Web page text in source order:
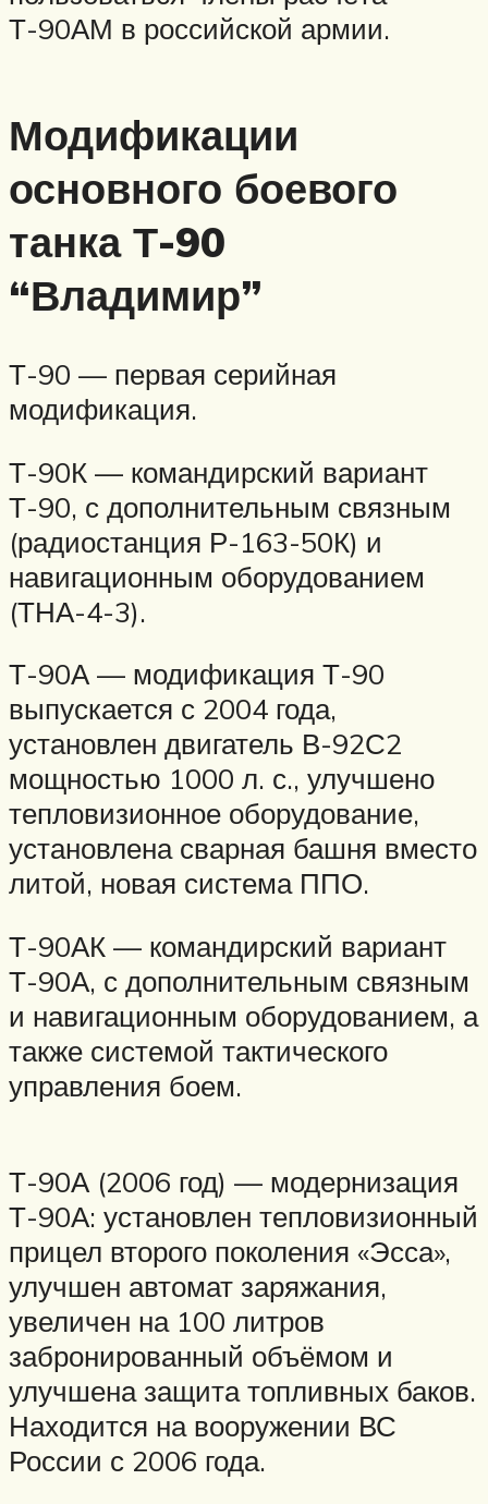
Т-90АМ в российской армии.
Модификации
основного боевого
танка Т-90
“Владимир”
Т-90 — первая серийная
модификация.
Т-90К — командирский вариант
Т-90, с дополнительным связным
(радиостанция Р-163-50К) и
навигационным оборудованием
(ТНА-4-3).
Т-90А — модификация Т-90
выпускается с 2004 года,
установлен двигатель В-92С2
мощностью 1000 л. с., улучшено
тепловизионное оборудование,
установлена сварная башня вместо
литой, новая система ППО.
Т-90АК — командирский вариант
Т-90А, с дополнительным связным
и навигационным оборудованием, а
также системой тактического
управления боем.
Т-90А (2006 год) — модернизация
Т-90А: установлен тепловизионный
прицел второго поколения «Эсса»,
улучшен автомат заряжания,
увеличен на 100 литров
забронированный объёмом и
улучшена защита топливных баков.
Находится на вооружении ВС
России с 2006 года.